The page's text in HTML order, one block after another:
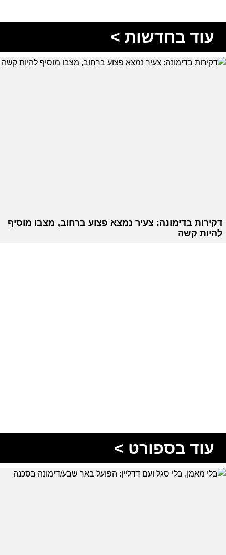
עוד בחדשות >
דקירות בדימונה: צעיר נמצא פצוע ברחוב, מצבו מוסיף
להיות קשה
עוד בספורט >